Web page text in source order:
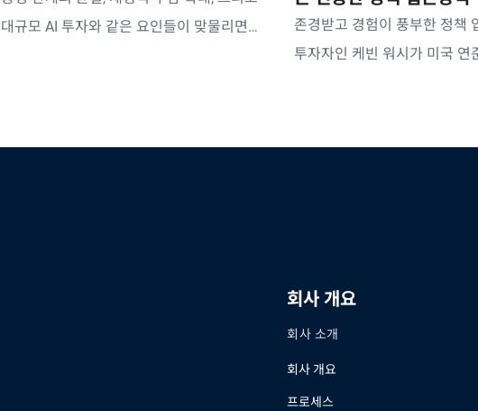
대규모 AI 투자와 같은 요인들이 맞물리면
존경받고 경험이 풍부한 정책
투자자인 케빈 워시가 미국 연
회사 개요
회사 소개
회사 개요
프로세스